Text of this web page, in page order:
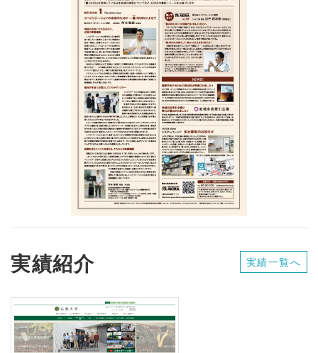
実績紹介 実績一覧へ